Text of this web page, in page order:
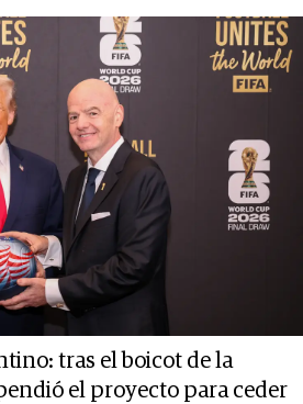
tras el boicot de la
el proyecto para ceder